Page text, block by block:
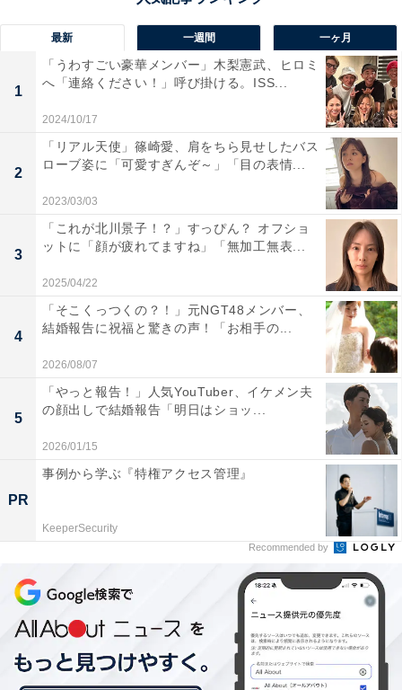
最新 一週間 一ヶ月
1
「うわすごい豪華メンバー」木梨憲武、ヒロミ
へ「連絡ください！」呼び掛ける。ISS...
2024/10/17
2
「リアル天使」篠崎愛、肩をちら見せしたバス
ローブ姿に「可愛すぎんぞ～」「目の表情...
2023/03/03
3
「これが北川景子！？」すっぴん？ オフショ
ットに「顔が疲れてますね」「無加工無表...
2025/04/22
4
「そこくっつくの？！」元NGT48メンバー、
結婚報告に祝福と驚きの声！「お相手の...
2026/08/07
5
「やっと報告！」人気YouTuber、イケメン夫
の顔出しで結婚報告「明日はショッ...
2026/01/15
PR
事例から学ぶ『特権アクセス管理』
KeeperSecurity
Recommended by